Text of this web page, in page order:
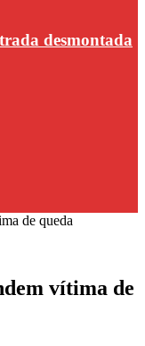
desmontada
de queda
vítima de